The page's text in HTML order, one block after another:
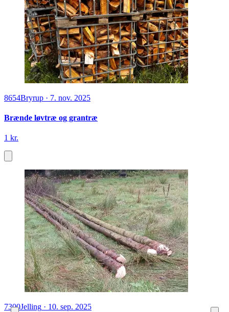
8654Bryrup · 7. nov. 2025
Brænde løvtræ og grantræ
1 kr.
7300Jelling · 10. sep. 2025